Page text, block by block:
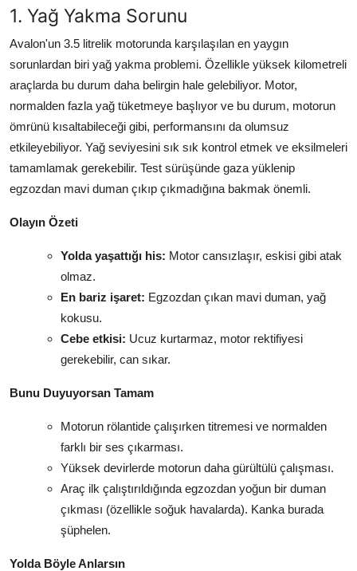
1. Yağ Yakma Sorunu
Avalon'un 3.5 litrelik motorunda karşılaşılan en yaygın
sorunlardan biri yağ yakma problemi. Özellikle yüksek kilometreli
araçlarda bu durum daha belirgin hale gelebiliyor. Motor,
normalden fazla yağ tüketmeye başlıyor ve bu durum, motorun
ömrünü kısaltabileceği gibi, performansını da olumsuz
etkileyebiliyor. Yağ seviyesini sık sık kontrol etmek ve eksilmeleri
tamamlamak gerekebilir. Test sürüşünde gaza yüklenip
egzozdan mavi duman çıkıp çıkmadığına bakmak önemli.
Olayın Özeti
Yolda yaşattığı his: Motor cansızlaşır, eskisi gibi atak
olmaz.
En bariz işaret: Egzozdan çıkan mavi duman, yağ
kokusu.
Cebe etkisi: Ucuz kurtarmaz, motor rektifiyesi
gerekebilir, can sıkar.
Bunu Duyuyorsan Tamam
Motorun rölantide çalışırken titremesi ve normalden
farklı bir ses çıkarması.
Yüksek devirlerde motorun daha gürültülü çalışması.
Araç ilk çalıştırıldığında egzozdan yoğun bir duman
çıkması (özellikle soğuk havalarda). Kanka burada
şüphelen.
Yolda Böyle Anlarsın